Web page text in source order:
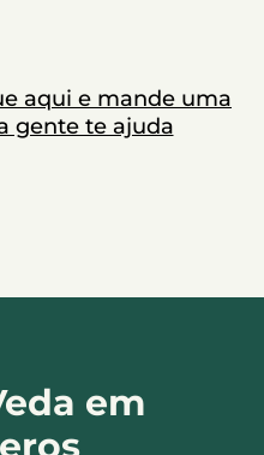
aqui e mande uma
gente te ajuda
em